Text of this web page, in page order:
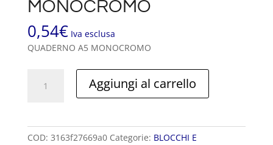
MONOCROMO
0,54€ Iva esclusa
QUADERNO A5 MONOCROMO
Aggiungi al carrello
COD: 3163f27669a0 Categorie: BLOCCHI E